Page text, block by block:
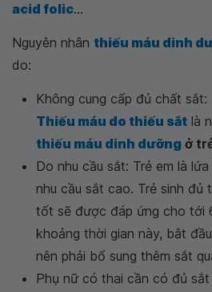
acid folic...
Nguyên nhân thiếu máu dinh
do:
Không cung cấp đủ chất sắt:
Thiếu máu do thiếu sắt là
thiếu máu dinh dưỡng ở
Do nhu cầu sắt: Trẻ em là
nhu cầu sắt cao. Trẻ sinh đủ
tốt sẽ được đáp ứng cho tới
khoảng thời gian này, bắt
nên phải bổ sung thêm sắt
Phụ nữ có thai cần có đủ